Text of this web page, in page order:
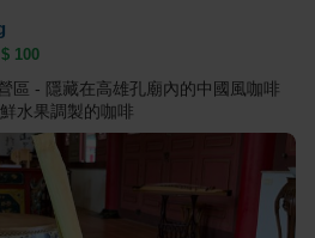
100
區 - 隱藏在高雄孔廟內的中國風咖啡
水果調製的咖啡